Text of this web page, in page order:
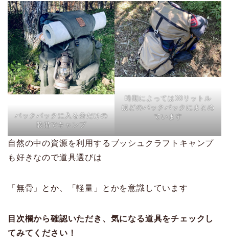
バックパックに入る分だけの
装備でキャンプ
時期によっては30リットル
ほどのバックパックにまとめ
ています
自然の中の資源を利用するブッシュクラフトキャンプ
も好きなので道具選びは
「無骨」とか、「軽量」とかを意識しています
目次欄から確認いただき、気になる道具をチェックし
てみてください！